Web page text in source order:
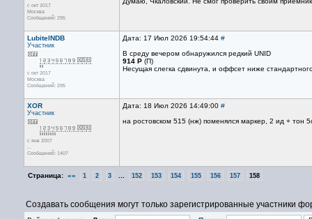
с окт 2017
Москва
Сообщений: 295
LubitelNDB
Участник
с окт 2017
Москва
Сообщений: 295
Дата: 17 Июл 2026 19:54:44 #
В среду вечером обнаружился редкий UNID
914 P (П)
Несущая слегка сдвинута, и оффсет ниже
XOR
Участник
с янв 2007
...
Сообщений: 1407
Дата: 18 Июл 2026 14:49:00 #
на ростовском 515 (нж) поменялся маркер, 2 ид + тон
Страница: «« 1 2 3 152 153 154 155 156 157 158
Создавать сообщения могут только зарегистрированные участники